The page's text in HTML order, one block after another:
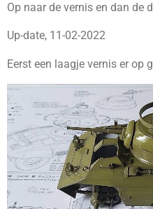
Op naar de vernis en dan de
Up-date, 11-02-2022
Eerst een laagje vernis er op